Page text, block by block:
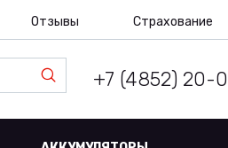
Отзывы Страхование
+7 (4852) 20-